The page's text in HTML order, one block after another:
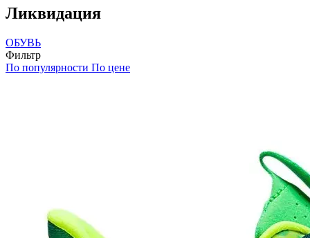
Ликвидация
ОБУВЬ
Фильтр
По популярности По цене